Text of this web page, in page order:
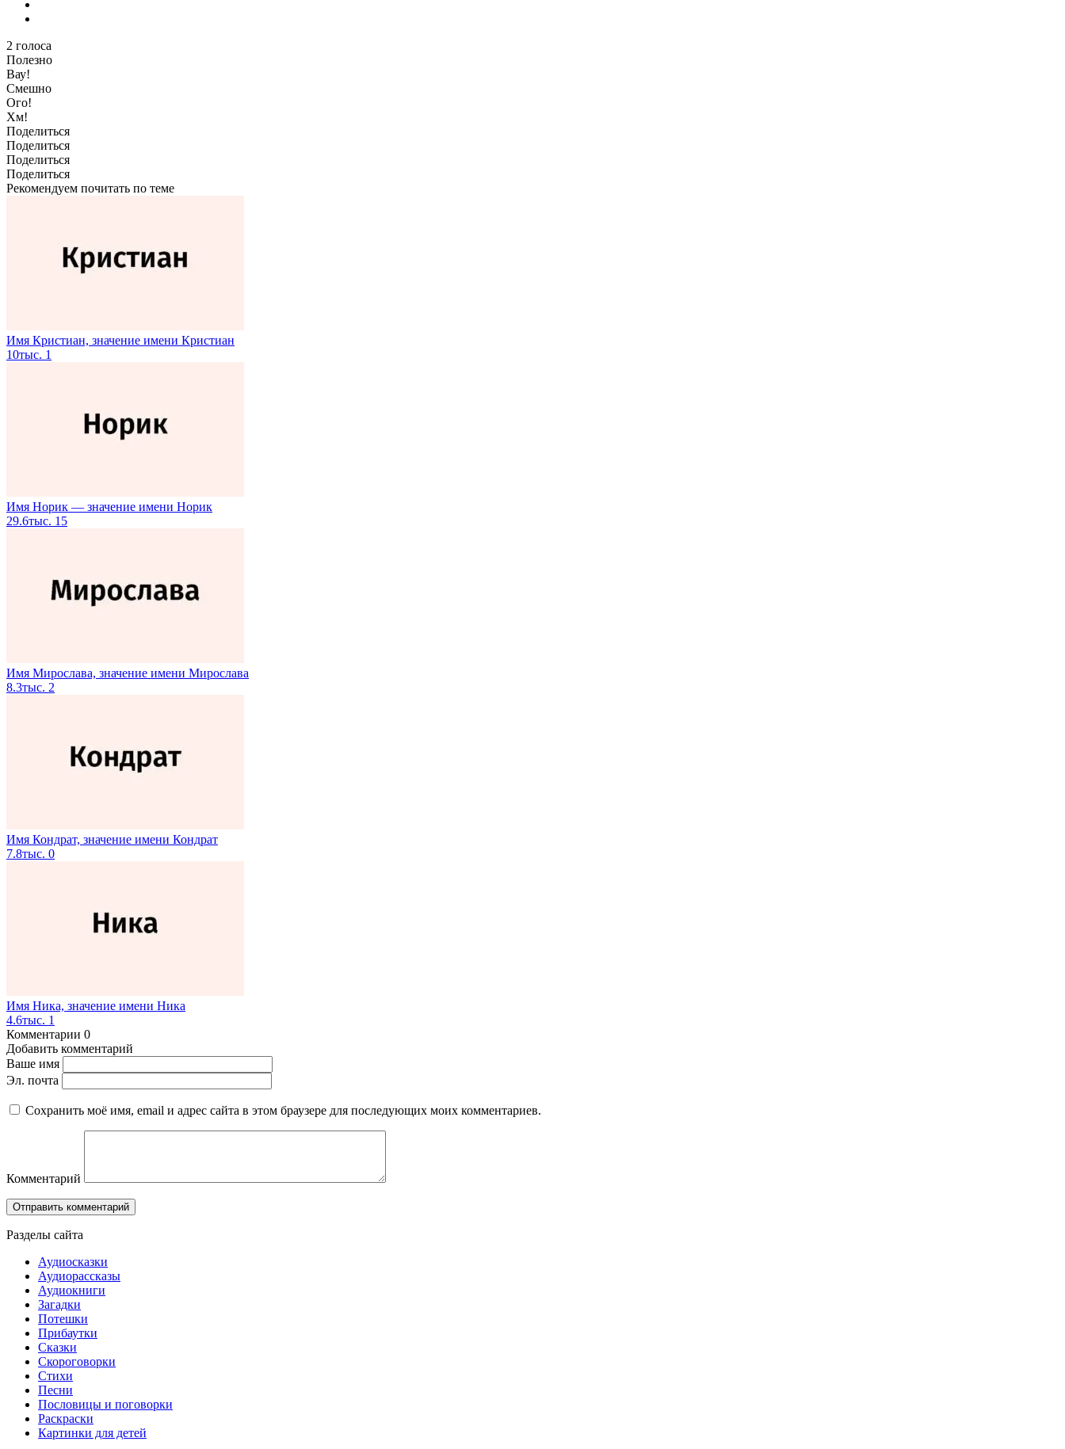
2 голоса
Полезно
Вау!
Смешно
Ого!
Хм!
Поделиться
Поделиться
Поделиться
Поделиться
Рекомендуем почитать по теме
Имя Кристиан, значение имени Кристиан
10тыс. 1
Имя Норик — значение имени Норик
29.6тыс. 15
Имя Мирослава, значение имени Мирослава
8.3тыс. 2
Имя Кондрат, значение имени Кондрат
7.8тыс. 0
Имя Ника, значение имени Ника
4.6тыс. 1
Комментарии 0
Добавить комментарий
Ваше имя
Эл. почта
Сохранить моё имя, email и адрес сайта в этом браузере для последующих моих комментариев.
Комментарий
Разделы сайта
Аудиосказки
Аудиорассказы
Аудиокниги
Загадки
Потешки
Прибаутки
Сказки
Скороговорки
Стихи
Песни
Пословицы и поговорки
Раскраски
Картинки для детей